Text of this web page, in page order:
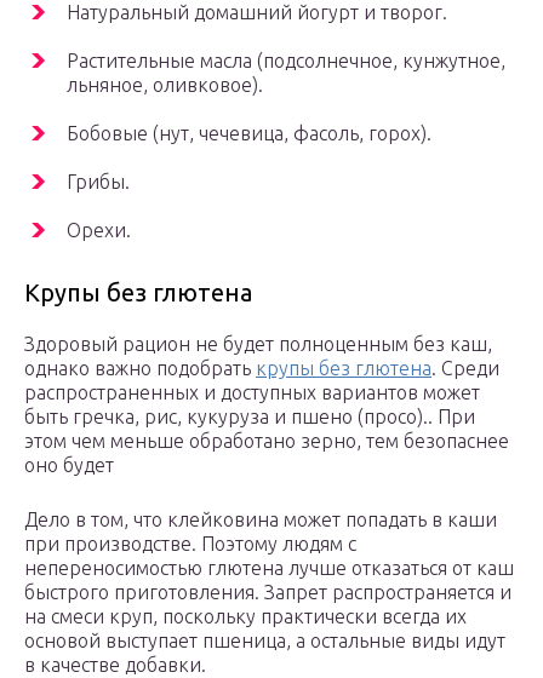
Натуральный домашний йогурт и творог.
Растительные масла (подсолнечное, кунжутное,
льняное, оливковое).
Бобовые (нут, чечевица, фасоль, горох).
Грибы.
Орехи.
Крупы без глютена
Здоровый рацион не будет полноценным без каш,
однако важно подобрать крупы без глютена. Среди
распространенных и доступных вариантов может
быть гречка, рис, кукуруза и пшено (просо).. При
этом чем меньше обработано зерно, тем безопаснее
оно будет
Дело в том, что клейковина может попадать в каши
при производстве. Поэтому людям с
непереносимостью глютена лучше отказаться от каш
быстрого приготовления. Запрет распространяется и
на смеси круп, поскольку практически всегда их
основой выступает пшеница, а остальные виды идут
в качестве добавки.